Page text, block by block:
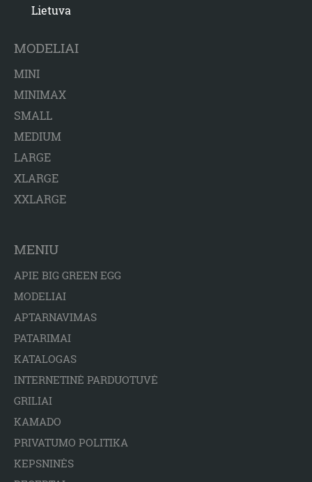
Lietuva
MODELIAI
MINI
MINIMAX
SMALL
MEDIUM
LARGE
XLARGE
XXLARGE
MENIU
APIE BIG GREEN EGG
MODELIAI
APTARNAVIMAS
PATARIMAI
KATALOGAS
INTERNETINĖ PARDUOTUVĖ
GRILIAI
KAMADO
PRIVATUMO POLITIKA
KEPSNINĖS